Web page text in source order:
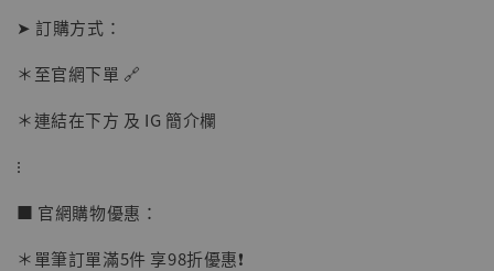
【店內現貨】海賊王 系列蒐藏雕像 布魯克達
摩 [7STARS Studio]
NT$ 1,500
➤ 訂購方式：
＊至官網下單 🔗
＊連結在下方 及 IG 簡介欄
⁝
■ 官網購物優惠：
＊單筆訂單滿5件 享98折優惠❗️